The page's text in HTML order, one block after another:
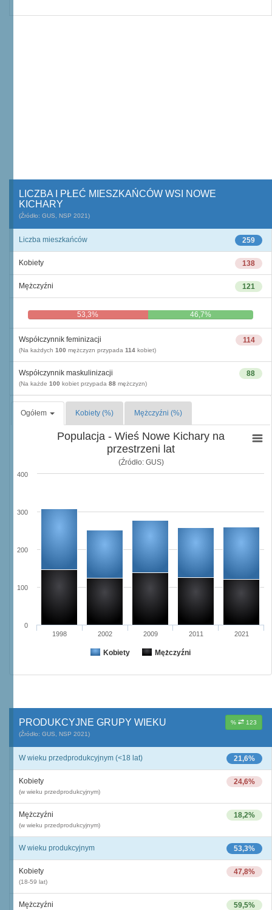
LICZBA I PŁEĆ MIESZKAŃCÓW WSI NOWE
KICHARY
(Źródło: GUS, NSP 2021)
259
Liczba mieszkańców
138
Kobiety
121
Mężczyźni
53,3% 46,7%
114
Współczynnik feminizacji
(Na każdych 100 mężczyzn przypada 114 kobiet)
88
Współczynnik maskulinizacji
(Na każde 100 kobiet przypada 88 mężczyzn)
Ogółem Kobiety (%) Mężczyźni (%)
Populacja - Wieś Nowe Kichary na
przestrzeni lat
(Źródło: GUS)
Kobiety Mężczyźni
1998 2002 2009 2011 2021
0
100
200
300
400
% 123
PRODUKCYJNE GRUPY WIEKU
(Źródło: GUS, NSP 2021)
21,6%
W wieku przedprodukcyjnym (<18 lat)
24,6%
Kobiety
(w wieku przedprodukcyjnym)
18,2%
Mężczyźni
(w wieku przedprodukcyjnym)
53,3%
W wieku produkcyjnym
47,8%
Kobiety
(18-59 lat)
59,5%
Mężczyźni